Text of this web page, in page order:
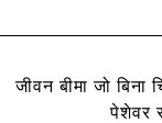
जीवन बीमा जो
पेशेवर